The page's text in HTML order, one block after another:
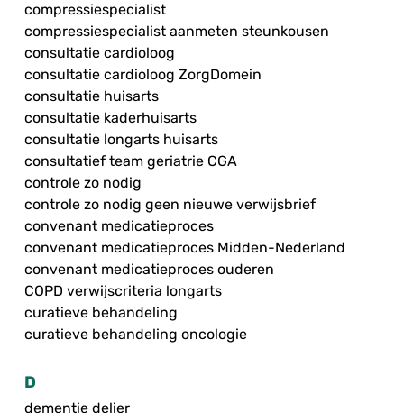
compressiespecialist
compressiespecialist aanmeten steunkousen
consultatie cardioloog
consultatie cardioloog ZorgDomein
consultatie huisarts
consultatie kaderhuisarts
consultatie longarts huisarts
consultatief team geriatrie CGA
controle zo nodig
controle zo nodig geen nieuwe verwijsbrief
convenant medicatieproces
convenant medicatieproces Midden-Nederland
convenant medicatieproces ouderen
COPD verwijscriteria longarts
curatieve behandeling
curatieve behandeling oncologie
D
dementie delier